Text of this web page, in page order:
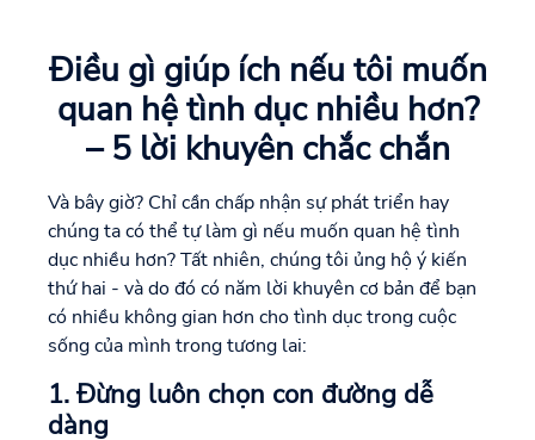
Điều gì giúp ích nếu tôi muốn
quan hệ tình dục nhiều hơn?
– 5 lời khuyên chắc chắn
Và bây giờ? Chỉ cần chấp nhận sự phát triển hay
chúng ta có thể tự làm gì nếu muốn quan hệ tình
dục nhiều hơn? Tất nhiên, chúng tôi ủng hộ ý kiến
thứ hai - và do đó có năm lời khuyên cơ bản để bạn
có nhiều không gian hơn cho tình dục trong cuộc
sống của mình trong tương lai:
1. Đừng luôn chọn con đường dễ
dàng